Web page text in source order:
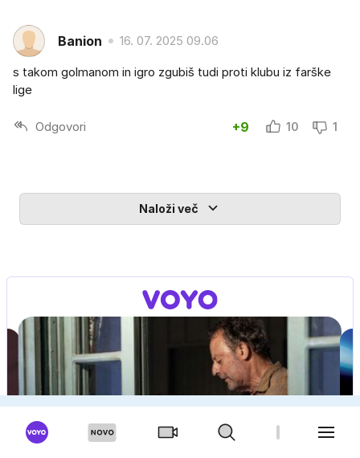
Banion 16. 07. 2025 09.06
s takom golmanom in igro zgubiš tudi proti klubu iz farške
lige
Odgovori +9 10 1
Naloži več